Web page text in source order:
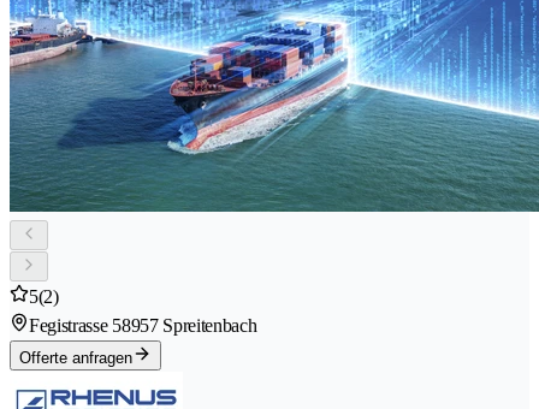
5(2)
Fegistrasse 58957 Spreitenbach
Offerte anfragen